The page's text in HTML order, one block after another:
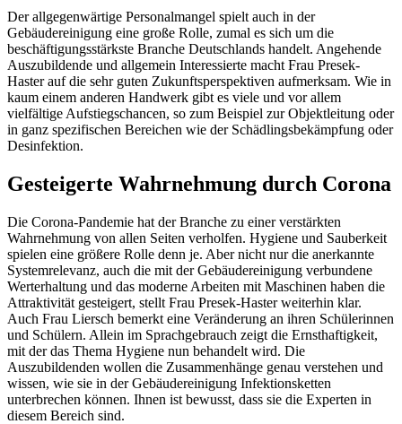
Der allgegenwärtige Personalmangel spielt auch in der
Gebäudereinigung eine große Rolle, zumal es sich um die
beschäftigungsstärkste Branche Deutschlands handelt. Angehende
Auszubildende und allgemein Interessierte macht Frau Presek-
Haster auf die sehr guten Zukunftsperspektiven aufmerksam. Wie in
kaum einem anderen Handwerk gibt es viele und vor allem
vielfältige Aufstiegschancen, so zum Beispiel zur Objektleitung oder
in ganz spezifischen Bereichen wie der Schädlingsbekämpfung oder
Desinfektion.
Gesteigerte Wahrnehmung durch Corona
Die Corona-Pandemie hat der Branche zu einer verstärkten
Wahrnehmung von allen Seiten verholfen. Hygiene und Sauberkeit
spielen eine größere Rolle denn je. Aber nicht nur die anerkannte
Systemrelevanz, auch die mit der Gebäudereinigung verbundene
Werterhaltung und das moderne Arbeiten mit Maschinen haben die
Attraktivität gesteigert, stellt Frau Presek-Haster weiterhin klar.
Auch Frau Liersch bemerkt eine Veränderung an ihren Schülerinnen
und Schülern. Allein im Sprachgebrauch zeigt die Ernsthaftigkeit,
mit der das Thema Hygiene nun behandelt wird. Die
Auszubildenden wollen die Zusammenhänge genau verstehen und
wissen, wie sie in der Gebäudereinigung Infektionsketten
unterbrechen können. Ihnen ist bewusst, dass sie die Experten in
diesem Bereich sind.